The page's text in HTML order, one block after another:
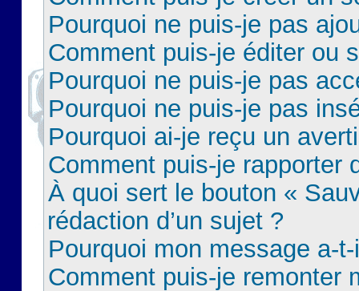
Pourquoi ne puis-je pas
Comment puis-je éditer ou
Pourquoi ne puis-je pas
Pourquoi ne puis-je pas
Pourquoi ai-je reçu un
Comment puis-je rapporter
À quoi sert le bouton «
rédaction d’un sujet ?
Pourquoi mon message a-
Comment puis-je remonter